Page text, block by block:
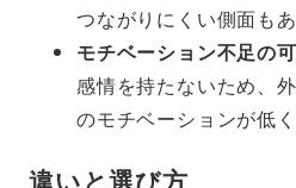
つながりにくい側面もあ
モチベーション不足の
感情を持たないため、
のモチベーションが低
違いと選び方